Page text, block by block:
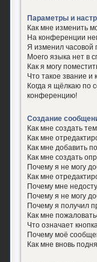
Параметры и
Как мне изменить
На конференции
Я изменил часовой
Моего языка нет в
Как я могу
Что такое звание и
Когда я щёлкаю по
конференцию!
Создание
Как мне создать
Как мне
Как мне добавить
Как мне создать
Почему я не могу
Как мне
Почему мне
Почему я не могу
Почему я получил
Как мне
Что означает
Почему моё
Как мне вновь